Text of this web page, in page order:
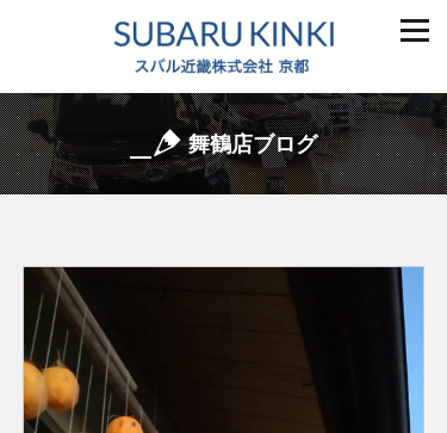
舞鶴店ブログ